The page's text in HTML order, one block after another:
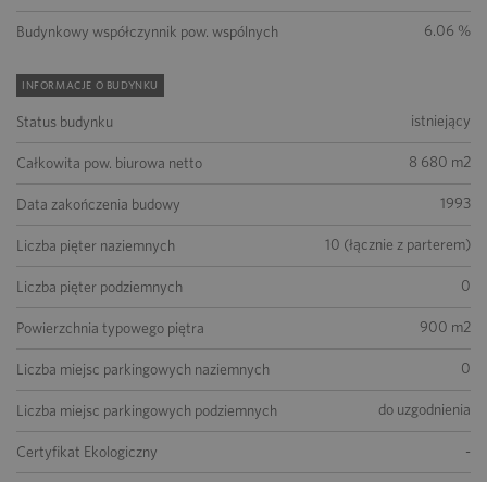
Budynkowy współczynnik pow. wspólnych 6.06 %
INFORMACJE O BUDYNKU
Status budynku istniejący
Całkowita pow. biurowa netto 8 680 m2
Data zakończenia budowy 1993
Liczba pięter naziemnych 10 (łącznie z parterem)
Liczba pięter podziemnych 0
Powierzchnia typowego piętra 900 m2
Liczba miejsc parkingowych naziemnych 0
Liczba miejsc parkingowych podziemnych do uzgodnienia
Certyfikat Ekologiczny -